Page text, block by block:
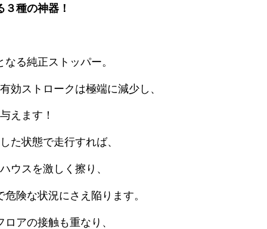
種の神器！
る純正ストッパー。
効ストロークは極端に減少し、
えます！
た状態で走行すれば、
ウスを激しく擦り、
険な状況にさえ陥ります。
アの接触も重なり、